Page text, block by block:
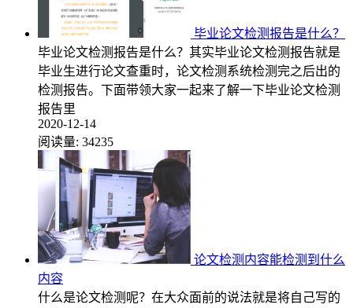
毕业论文检测报告是什么？
毕业论文检测报告是什么？其实毕业论文检测报告就是
毕业生进行论文查重时，论文检测系统检测完之后出的
检测报告。下面带领大家一起来了解一下毕业论文检测
报告里
2020-12-14
阅读量: 34235
论文检测内容能检测到什么
内容
什么是论文检测呢？在大众面前的说法就是将自己写的